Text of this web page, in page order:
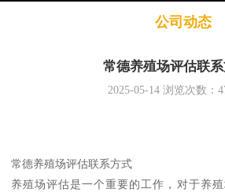
公司动态
常德养殖场评估联
2025-05-14浏览次数：
常德养殖场评估联系方式
养殖场评估是一个重要的工作，对于养